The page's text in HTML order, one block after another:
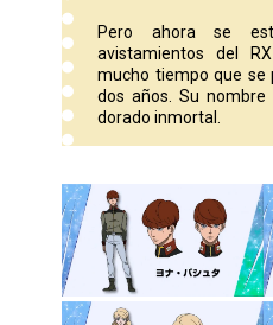
Pero ahora se
avistamientos del
mucho tiempo que se
dos años. Su
dorado inmortal.